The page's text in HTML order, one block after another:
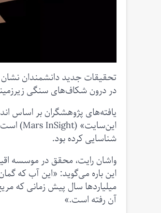
تحقیقات جدید دانشمندان
در درون شکاف‌های سنگی
یافته‌های پژوهشگران بر اساس
شناسایی کرده بود.
واشان رایت، محقق در موسسه
میلیاردها سال پیش زمانی که
آن رفته است.»